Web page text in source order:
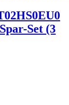
Set (3